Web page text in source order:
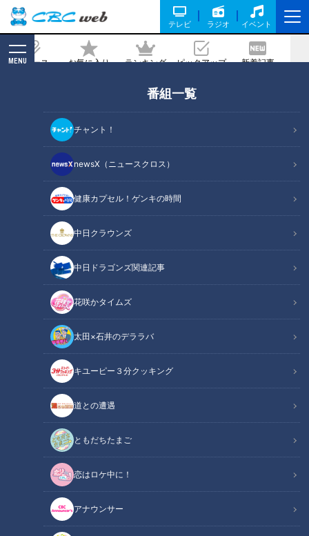
テレビ ラジオ イベント
ニュース お気に入り ランキング ピックアップ 新着記事
MENU
番組一覧
チャント！
newsX（ニュースクロス）
健康カプセル！ゲンキの時間
中日クラウンズ
中日ドラゴンズ関連記事
花咲かタイムズ
太田×石井のデララバ
キユーピー３分クッキング
道との遭遇
ともだちたまご
恋はロケ中に！
アナウンサー
ルギー供給と外交、日本への影響は
2026/03/04 06:00
RadiChubu（ラジチューブ）
CBCラジオ #プラス！
2月28日、アメリカとイスラエルがイランに対して大規模な軍
事攻撃を行ない、最高指導者ハメネイ師（86）が死亡しまし
た。3月2日放送の『ＣＢＣラジオ #プラス！』では、攻撃に
おける情報戦の背景やホルムズ海峡をめぐる航行停止、日本が
直面する外交上の難しい立ち位置について、ＣＢＣ論説室の石
塚元章特別解説委員が解説しました。
関連リンク
各紙一面トップの衝撃
的確すぎた情報収集
船舶の航行が止まる